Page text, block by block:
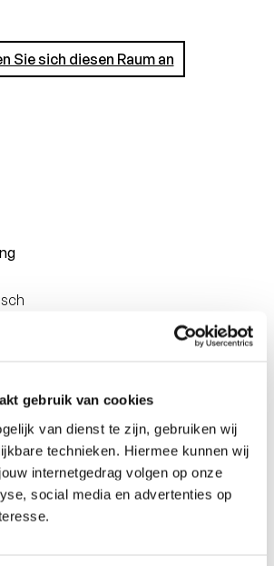
gebruik van cookies
van dienst te zijn, gebruiken wij
technieken. Hiermee kunnen wij
internetgedrag volgen op onze
social media en advertenties op
Sie sich diesen Raum an
und Unterhaltung
den Fernseher